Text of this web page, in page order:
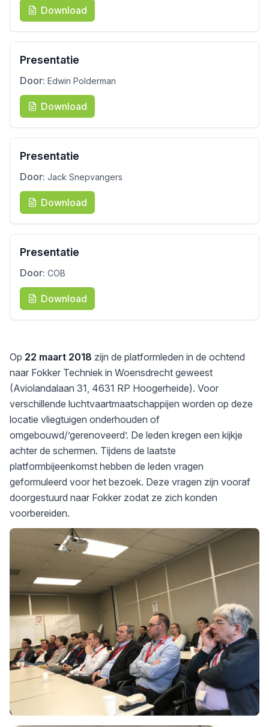
Download
Presentatie
Door: Edwin Polderman
Download
Presentatie
Door: Jack Snepvangers
Download
Presentatie
Door: COB
Download
Op 22 maart 2018 zijn de platformleden in de ochtend
naar Fokker Techniek in Woensdrecht geweest
(Aviolandalaan 31, 4631 RP Hoogerheide). Voor
verschillende luchtvaartmaatschappijen worden op deze
locatie vliegtuigen onderhouden of
omgebouwd/’gerenoveerd’. De leden kregen een kijkje
achter de schermen. Tijdens de laatste
platformbijeenkomst hebben de leden vragen
geformuleerd voor het bezoek. Deze vragen zijn vooraf
doorgestuurd naar Fokker zodat ze zich konden
voorbereiden.